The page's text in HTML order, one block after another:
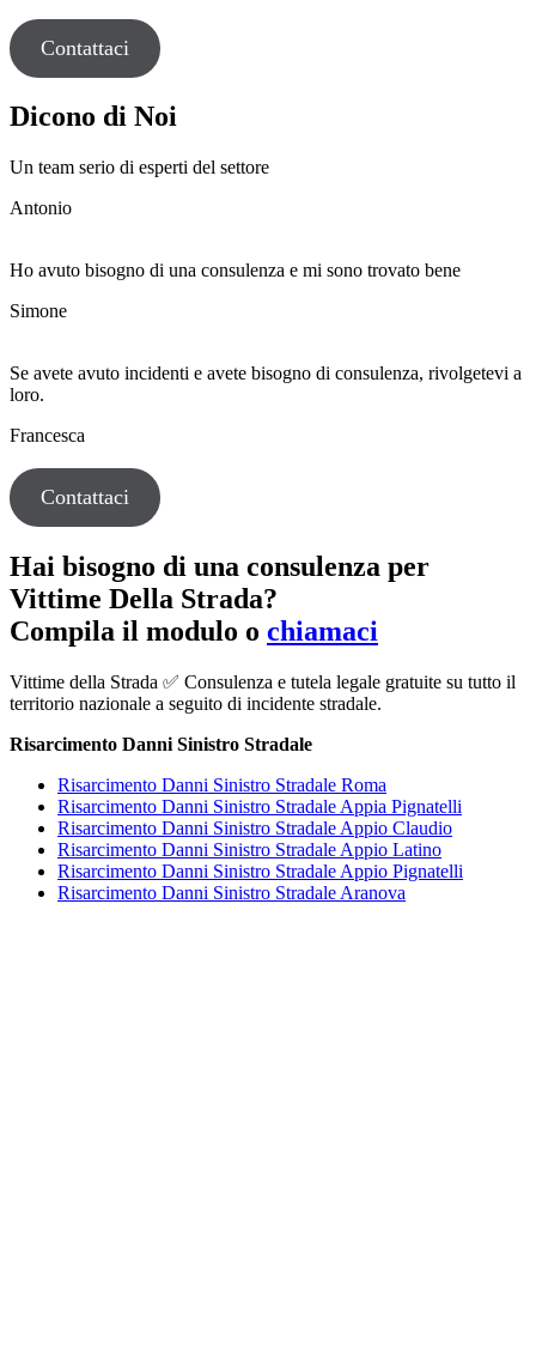
Contattaci
Dicono di Noi
Un team serio di esperti del settore
Antonio
Ho avuto bisogno di una consulenza e mi sono trovato bene
Simone
Se avete avuto incidenti e avete bisogno di consulenza, rivolgetevi a
loro.
Francesca
Contattaci
Hai bisogno di una consulenza per
Vittime Della Strada?
Compila il modulo o chiamaci
Vittime della Strada ✅ Consulenza e tutela legale gratuite su tutto il
territorio nazionale a seguito di incidente stradale.
Risarcimento Danni Sinistro Stradale
Risarcimento Danni Sinistro Stradale Roma
Risarcimento Danni Sinistro Stradale Appia Pignatelli
Risarcimento Danni Sinistro Stradale Appio Claudio
Risarcimento Danni Sinistro Stradale Appio Latino
Risarcimento Danni Sinistro Stradale Appio Pignatelli
Risarcimento Danni Sinistro Stradale Aranova